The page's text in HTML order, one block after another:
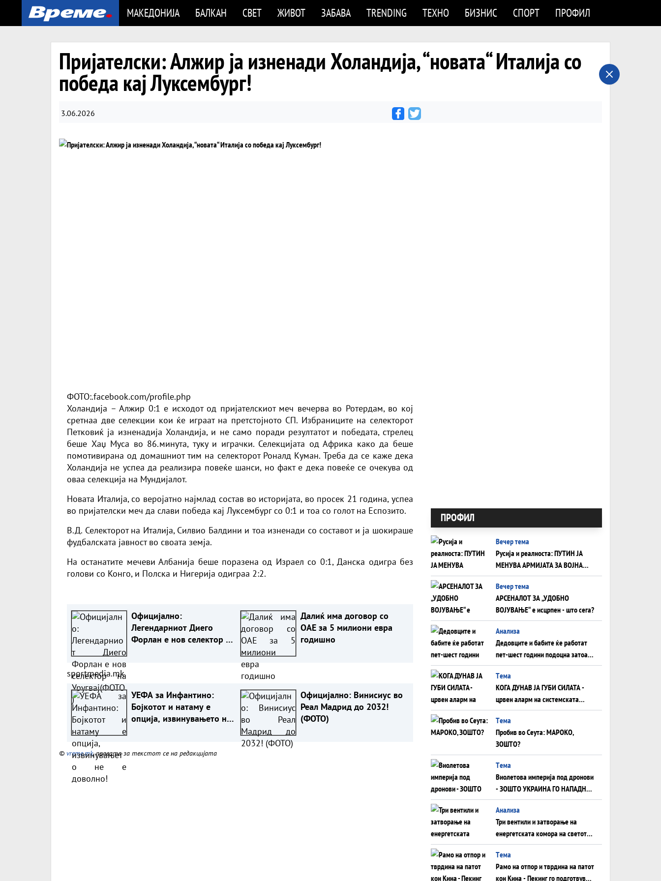
МАКЕДОНИЈА БАЛКАН СВЕТ ЖИВОТ ЗАБАВА TRENDING ТЕХНО БИЗНИС СПОРТ ПРОФИЛ
Пријателски: Алжир ја изненади Холандија, “новата“ Италија со
победа кај Луксембург!
3.06.2026
ФОТО:.facebook.com/profile.php
Холандија – Алжир 0:1 е исходот од пријателскиот меч вечерва во Ротердам, во кој
сретнаа две селекции кои ќе играат на претстојното СП. Избраниците на селекторот
Петковиќ ја изненадија Холандија, и не само поради резултатот и победата, стрелец
беше Хаџ Муса во 86.минута, туку и играчки. Селекцијата од Африка како да беше
помотивирана од домашниот тим на селекторот Роналд Куман. Треба да се каже дека
Холандија не успеа да реализира повеќе шанси, но факт е дека повеќе се очекува од
оваа селекција на Мундијалот.
Новата Италија, со веројатно најмлад состав во историјата, во просек 21 година, успеа
во пријателски меч да слави победа кај Луксембург со 0:1 и тоа со голот на Еспозито.
В.Д. Селекторот на Италија, Силвио Балдини и тоа изненади со составот и ја шокираше
фудбалската јавност во своата земја.
На останатите мечеви Албанија беше поразена од Израел со 0:1, Данска одигра без
голови со Конго, и Полска и Нигерија одиграа 2:2.
Официјално:
Легендарниот Диего
Форлан е нов селектор на
Далиќ има договор со
ОАЕ за 5 милиони евра
годишно
sportmedia.mk
УЕФА за Инфантино:
Бојкотот и натаму е
опција, извинувањето не
Официјално: Винисиус во
Реал Мадрид до 2032!
(ФОТО)
© vreme.mk, правата за текстот се на редакцијата
ПРОФИЛ
Вечер тема
Русија и реалноста: ПУТИН ЈА
МЕНУВА АРМИЈАТА ЗА ВОЈНА
ШТО ОСТАНУВА БЕЗ ФРОНТ
Вечер тема
АРСЕНАЛОТ ЗА „УДОБНО
ВОЈУВАЊЕ“ е исцрпен - што сега?
Анализа
Дедовците и бабите ќе работат
пет-шест години подоцна затоа
што НЕМААТ ВНУЦИ ДА ГИ
ЗАМЕНАТ
Tема
КОГА ДУНАВ ЈА ГУБИ СИЛАТА -
црвен аларм на системската
плоча од јужна Германија до
Црното Море...
Tема
Пробив во Сеута: МАРОКО,
ЗОШТО?
Tема
Виолетова империја под дронови
- ЗОШТО УКРАИНА ГО НАПАДНА
РУСКИОТ WILDBERRIES
Aнализа
Три вентили и затворање на
енергетската комора на светот:
Нападот во Суец најавува
глобален енергетски инфаркт?
Tема
Рамо на отпор и тврдина на патот
кон Кина - Пекинг го подготвува